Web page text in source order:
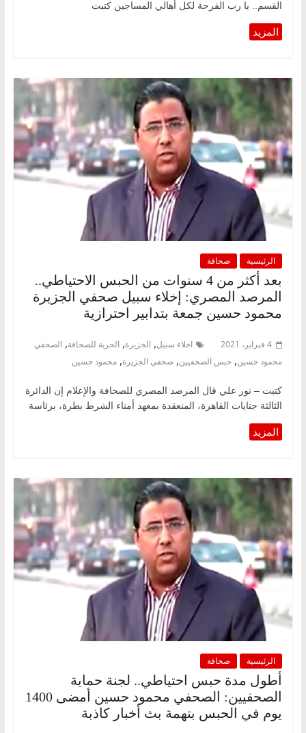
القسم.. يا رب الفرحة لكل أهالي المساجين كتبت
الرئيسية صحافة
بعد أكثر من 4 سنوات من الحبس الاحتياطي..
المرصد المصري: إخلاء سبيل صحفي الجزيرة
محمود حسين جمعة بتدابير احترازية
4 فبراير، 2021 اخلاء سبيل, الجزيرة, الحرية للصحافة, الصحفي
محمود حسين, حبس الصحفيين, صحفي الجزيرة, محمود حسين
كتبت – نور علي قال المرصد المصري للصحافة والإعلام إن الدائرة
الثالثة جنايات القاهرة، المنعقدة بمعهد أمناء الشرط بطرة، برئاسة
الرئيسية صحافة
أطول مدة حبس احتياطي.. لجنة حماية
الصحفيين: الصحفي محمود حسين أمضى 1400
يوم في الحبس بتهمة بث أخبار كاذبة